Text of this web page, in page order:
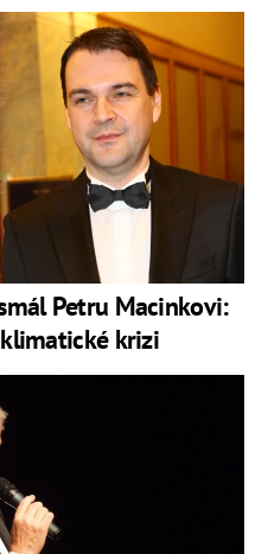
Petru Macinkovi:
krizi